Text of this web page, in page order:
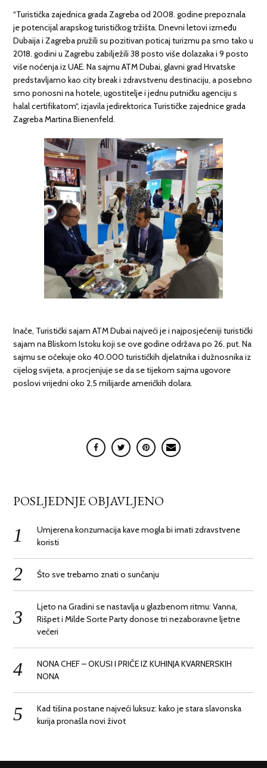
“Turistička zajednica grada Zagreba od 2008. godine prepoznala
je potencijal arapskog turističkog tržišta. Dnevni letovi između
Dubaija i Zagreba pružili su pozitivan poticaj turizmu pa smo tako u
2018. godini u Zagrebu zabilježili 38 posto više dolazaka i 9 posto
više noćenja iz UAE. Na sajmu ATM Dubai, glavni grad Hrvatske
predstavljamo kao city break i zdravstvenu destinaciju, a posebno
smo ponosni na hotele, ugostitelje i jednu putničku agenciju s
halal certifikatom“, izjavila jedirektorica Turističke zajednice grada
Zagreba Martina Bienenfeld.
Inače, Turistički sajam ATM Dubai najveći je i najposjećeniji turistički
sajam na Bliskom Istoku koji se ove godine održava po 26. put. Na
sajmu se očekuje oko 40.000 turističkih djelatnika i dužnosnika iz
cijelog svijeta, a procjenjuje se da se tijekom sajma ugovore
poslovi vrijedni oko 2,5 milijarde američkih dolara.
POSLJEDNJE OBJAVLJENO
Umjerena konzumacija kave mogla bi imati zdravstvene
koristi
Što sve trebamo znati o sunčanju
Ljeto na Gradini se nastavlja u glazbenom ritmu: Vanna,
Rišpet i Milde Sorte Party donose tri nezaboravne ljetne
večeri
NONA CHEF – OKUSI I PRIČE IZ KUHINJA KVARNERSKIH
NONA
Kad tišina postane najveći luksuz: kako je stara slavonska
kurija pronašla novi život